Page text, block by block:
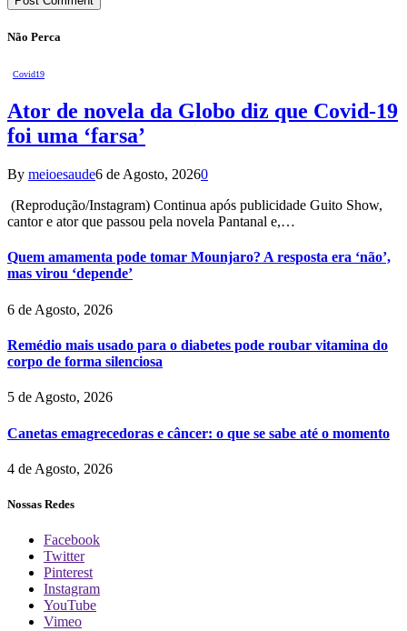
Não Perca
Covid19
Ator de novela da Globo diz que Covid-19
foi uma ‘farsa’
By meioesaude6 de Agosto, 20260
(Reprodução/Instagram) Continua após publicidade Guito Show,
cantor e ator que passou pela novela Pantanal e,…
Quem amamenta pode tomar Mounjaro? A resposta era ‘não’,
mas virou ‘depende’
6 de Agosto, 2026
Remédio mais usado para o diabetes pode roubar vitamina do
corpo de forma silenciosa
5 de Agosto, 2026
Canetas emagrecedoras e câncer: o que se sabe até o momento
4 de Agosto, 2026
Nossas Redes
Facebook
Twitter
Pinterest
Instagram
YouTube
Vimeo